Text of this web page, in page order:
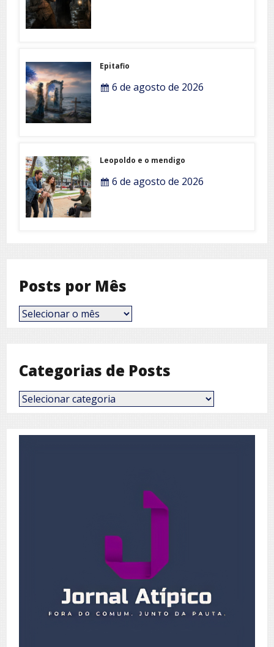
Epitafio
6 de agosto de 2026
Leopoldo e o mendigo
6 de agosto de 2026
Posts por Mês
Posts
por
Categorias de Posts
Categorias
de